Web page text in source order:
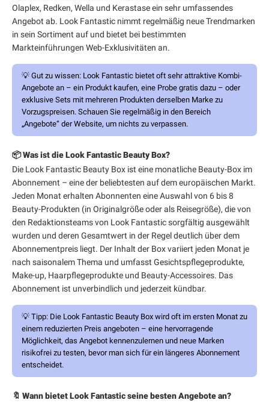
Olaplex, Redken, Wella und Kerastase ein sehr umfassendes
Angebot ab. Look Fantastic nimmt regelmäßig neue Trendmarken
in sein Sortiment auf und bietet bei bestimmten
Markteinführungen Web-Exklusivitäten an.
💡 Gut zu wissen: Look Fantastic bietet oft sehr attraktive Kombi-
Angebote an – ein Produkt kaufen, eine Probe gratis dazu – oder
exklusive Sets mit mehreren Produkten derselben Marke zu
Vorzugspreisen. Schauen Sie regelmäßig in den Bereich
„Angebote“ der Website, um nichts zu verpassen.
📦 Was ist die Look Fantastic Beauty Box?
Die Look Fantastic Beauty Box ist eine monatliche Beauty-Box im
Abonnement – eine der beliebtesten auf dem europäischen Markt.
Jeden Monat erhalten Abonnenten eine Auswahl von 6 bis 8
Beauty-Produkten (in Originalgröße oder als Reisegröße), die von
den Redaktionsteams von Look Fantastic sorgfältig ausgewählt
wurden und deren Gesamtwert in der Regel deutlich über dem
Abonnementpreis liegt. Der Inhalt der Box variiert jeden Monat je
nach saisonalem Thema und umfasst Gesichtspflegeprodukte,
Make-up, Haarpflegeprodukte und Beauty-Accessoires. Das
Abonnement ist unverbindlich und jederzeit kündbar.
💡 Tipp: Die Look Fantastic Beauty Box wird oft im ersten Monat zu
einem reduzierten Preis angeboten – eine hervorragende
Möglichkeit, das Angebot kennenzulernen und neue Marken
risikofrei zu testen, bevor man sich für ein längeres Abonnement
entscheidet.
🔖 Wann bietet Look Fantastic seine besten Angebote an?